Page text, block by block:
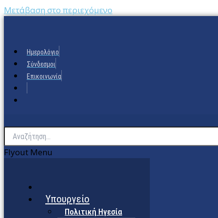
Μετάβαση στο περιεχόμενο
Ημερολόγιο
Σύνδεσμοι
Επικοινωνία
Flyout Menu
Υπουργείο
Πολιτική Ηγεσία